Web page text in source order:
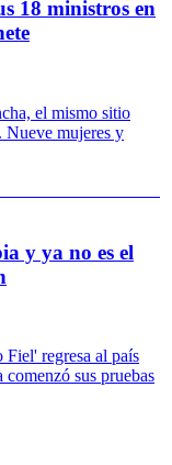
18 ministros en
el mismo sitio
Nueve mujeres y
y ya no es el
regresa al país
sus pruebas